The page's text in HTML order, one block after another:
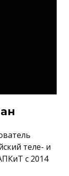
теле- и
с 2014